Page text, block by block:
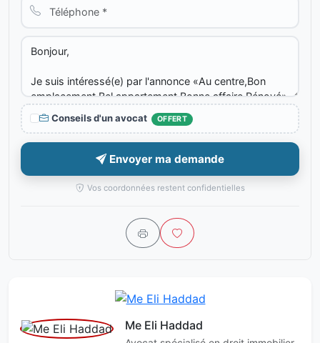
Conseils d'un avocat OFFERT
Envoyer ma demande
Vos coordonnées restent confidentielles
Me Eli Haddad